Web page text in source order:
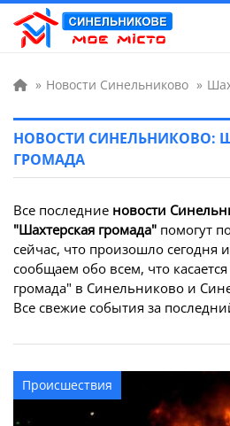
» Новости Синельниково »
НОВОСТИ СИНЕЛЬНИКОВО:
ГРОМАДА
Все последние новости
"Шахтерская громада" помогут
сейчас, что произошло сегодня
сообщаем обо всем, что
громада" в Синельниково и
Все свежие события за
Происшествия